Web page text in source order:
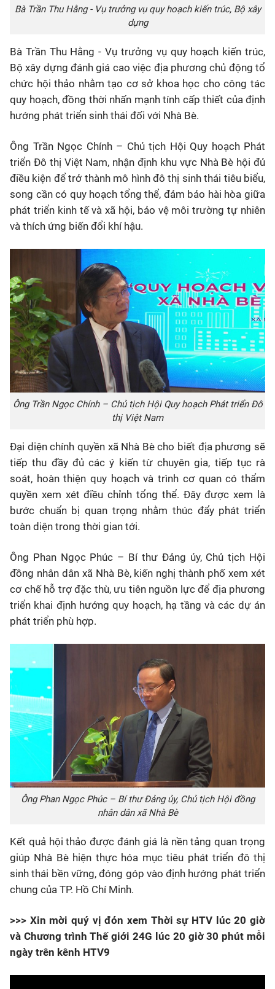
Bà Trần Thu Hằng - Vụ trưởng vụ quy hoạch kiến trúc, Bộ xây
dựng
Bà Trần Thu Hằng - Vụ trưởng vụ quy hoạch kiến trúc,
Bộ xây dựng đánh giá cao việc địa phương chủ động tổ
chức hội thảo nhằm tạo cơ sở khoa học cho công tác
quy hoạch, đồng thời nhấn mạnh tính cấp thiết của định
hướng phát triển sinh thái đối với Nhà Bè.
Ông Trần Ngọc Chính – Chủ tịch Hội Quy hoạch Phát
triển Đô thị Việt Nam, nhận định khu vực Nhà Bè hội đủ
điều kiện để trở thành mô hình đô thị sinh thái tiêu biểu,
song cần có quy hoạch tổng thể, đảm bảo hài hòa giữa
phát triển kinh tế và xã hội, bảo vệ môi trường tự nhiên
và thích ứng biến đổi khí hậu.
Ông Trần Ngọc Chính – Chủ tịch Hội Quy hoạch Phát triển Đô
thị Việt Nam
Đại diện chính quyền xã Nhà Bè cho biết địa phương sẽ
tiếp thu đầy đủ các ý kiến từ chuyên gia, tiếp tục rà
soát, hoàn thiện quy hoạch và trình cơ quan có thẩm
quyền xem xét điều chỉnh tổng thể. Đây được xem là
bước chuẩn bị quan trọng nhằm thúc đẩy phát triển
toàn diện trong thời gian tới.
Ông Phan Ngọc Phúc – Bí thư Đảng ủy, Chủ tịch Hội
đồng nhân dân xã Nhà Bè, kiến nghị thành phố xem xét
cơ chế hỗ trợ đặc thù, ưu tiên nguồn lực để địa phương
triển khai định hướng quy hoạch, hạ tầng và các dự án
phát triển phù hợp.
Ông Phan Ngọc Phúc – Bí thư Đảng ủy, Chủ tịch Hội đồng
nhân dân xã Nhà Bè
Kết quả hội thảo được đánh giá là nền tảng quan trọng
giúp Nhà Bè hiện thực hóa mục tiêu phát triển đô thị
sinh thái bền vững, đóng góp vào định hướng phát triển
chung của TP. Hồ Chí Minh.
>>> Xin mời quý vị đón xem Thời sự HTV lúc 20 giờ
và Chương trình Thế giới 24G lúc 20 giờ 30 phút mỗi
ngày trên kênh HTV9